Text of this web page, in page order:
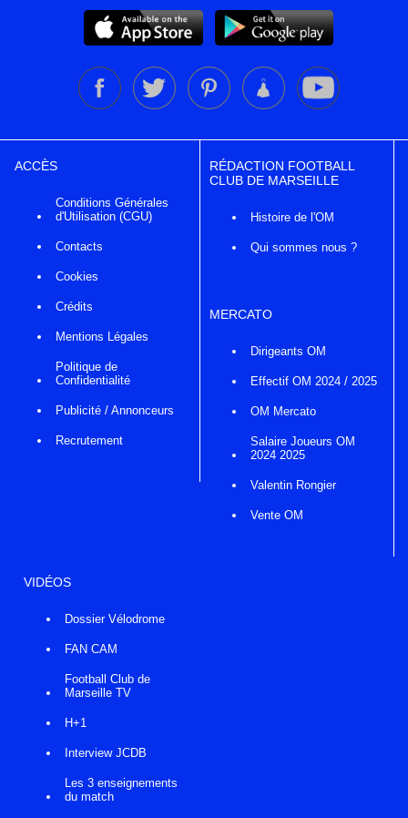
ACCÈS
Conditions Générales
d'Utilisation (CGU)
Contacts
Cookies
Crédits
Mentions Légales
Politique de
Confidentialité
Publicité / Annonceurs
Recrutement
RÉDACTION FOOTBALL
CLUB DE MARSEILLE
Histoire de l'OM
Qui sommes nous ?
MERCATO
Dirigeants OM
Effectif OM 2024 / 2025
OM Mercato
Salaire Joueurs OM
2024 2025
Valentin Rongier
Vente OM
VIDÉOS
Dossier Vélodrome
FAN CAM
Football Club de
Marseille TV
H+1
Interview JCDB
Les 3 enseignements
du match